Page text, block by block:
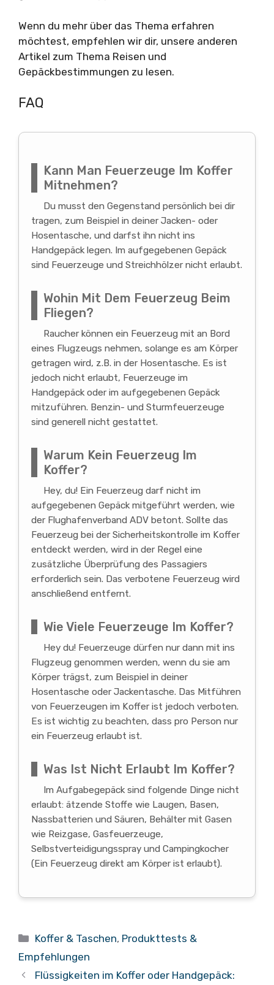
Wenn du mehr über das Thema erfahren
möchtest, empfehlen wir dir, unsere anderen
Artikel zum Thema Reisen und
Gepäckbestimmungen zu lesen.
FAQ
Kann Man Feuerzeuge Im Koffer
Mitnehmen?
Du musst den Gegenstand persönlich bei dir
tragen, zum Beispiel in deiner Jacken- oder
Hosentasche, und darfst ihn nicht ins
Handgepäck legen. Im aufgegebenen Gepäck
sind Feuerzeuge und Streichhölzer nicht erlaubt.
Wohin Mit Dem Feuerzeug Beim
Fliegen?
Raucher können ein Feuerzeug mit an Bord
eines Flugzeugs nehmen, solange es am Körper
getragen wird, z.B. in der Hosentasche. Es ist
jedoch nicht erlaubt, Feuerzeuge im
Handgepäck oder im aufgegebenen Gepäck
mitzuführen. Benzin- und Sturmfeuerzeuge
sind generell nicht gestattet.
Warum Kein Feuerzeug Im
Koffer?
Hey, du! Ein Feuerzeug darf nicht im
aufgegebenen Gepäck mitgeführt werden, wie
der Flughafenverband ADV betont. Sollte das
Feuerzeug bei der Sicherheitskontrolle im Koffer
entdeckt werden, wird in der Regel eine
zusätzliche Überprüfung des Passagiers
erforderlich sein. Das verbotene Feuerzeug wird
anschließend entfernt.
Wie Viele Feuerzeuge Im Koffer?
Hey du! Feuerzeuge dürfen nur dann mit ins
Flugzeug genommen werden, wenn du sie am
Körper trägst, zum Beispiel in deiner
Hosentasche oder Jackentasche. Das Mitführen
von Feuerzeugen im Koffer ist jedoch verboten.
Es ist wichtig zu beachten, dass pro Person nur
ein Feuerzeug erlaubt ist.
Was Ist Nicht Erlaubt Im Koffer?
Im Aufgabegepäck sind folgende Dinge nicht
erlaubt: ätzende Stoffe wie Laugen, Basen,
Nassbatterien und Säuren, Behälter mit Gasen
wie Reizgase, Gasfeuerzeuge,
Selbstverteidigungsspray und Campingkocher
(Ein Feuerzeug direkt am Körper ist erlaubt).
Kategorien
Koffer & Taschen, Produkttests &
Empfehlungen
Flüssigkeiten im Koffer oder Handgepäck: